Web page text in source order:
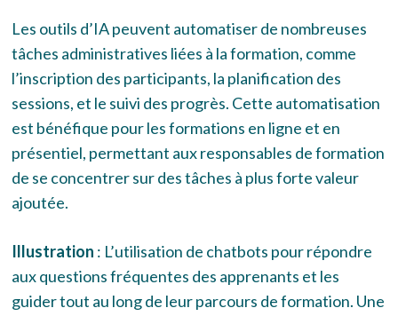
Les outils d’IA peuvent automatiser de nombreuses
tâches administratives liées à la formation, comme
l’inscription des participants, la planification des
sessions, et le suivi des progrès. Cette automatisation
est bénéfique pour les formations en ligne et en
présentiel, permettant aux responsables de formation
de se concentrer sur des tâches à plus forte valeur
ajoutée.
Illustration : L’utilisation de chatbots pour répondre
aux questions fréquentes des apprenants et les
guider tout au long de leur parcours de formation. Une